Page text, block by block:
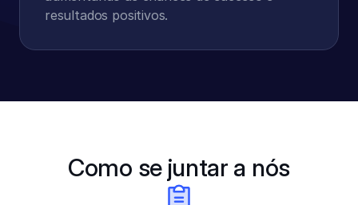
resultados positivos.
Como se juntar a nós